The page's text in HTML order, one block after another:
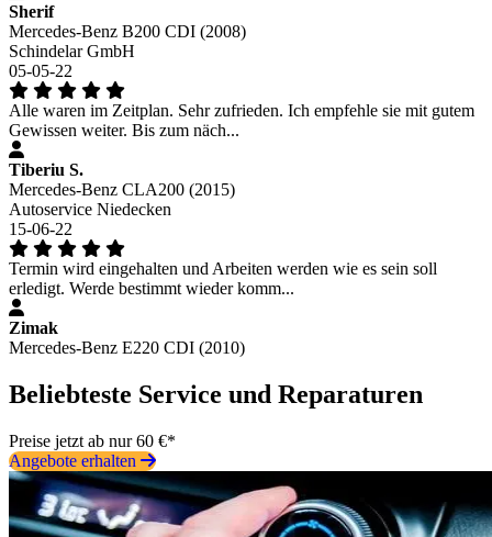
Sherif
Mercedes-Benz B200 CDI (2008)
Schindelar GmbH
05-05-22
Alle waren im Zeitplan. Sehr zufrieden. Ich empfehle sie mit gutem
Gewissen weiter. Bis zum näch...
Tiberiu S.
Mercedes-Benz CLA200 (2015)
Autoservice Niedecken
15-06-22
Termin wird eingehalten und Arbeiten werden wie es sein soll
erledigt. Werde bestimmt wieder komm...
Zimak
Mercedes-Benz E220 CDI (2010)
Beliebteste Service und Reparaturen
Preise jetzt ab nur 60 €*
Angebote erhalten